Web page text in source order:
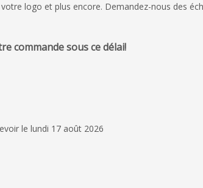
logo et plus encore. Demandez-nous des
commande sous ce délai!
le lundi 17 août 2026